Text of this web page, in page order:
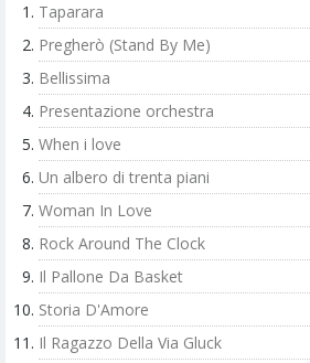
Taparara
Pregherò (Stand By Me)
Bellissima
Presentazione orchestra
When i love
Un albero di trenta piani
Woman In Love
Rock Around The Clock
Il Pallone Da Basket
Storia D'Amore
Il Ragazzo Della Via Gluck